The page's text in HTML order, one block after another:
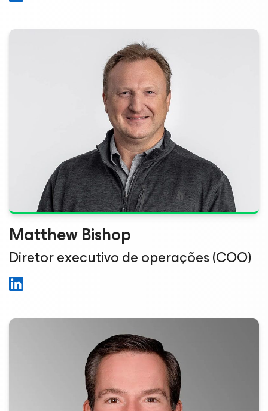
Matthew Bishop
Diretor executivo de operações (COO)